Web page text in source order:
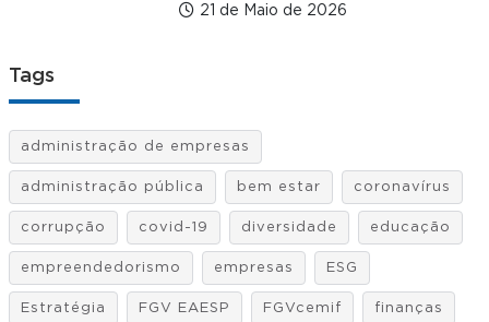
21 de Maio de 2026
Tags
administração de empresas
administração pública bem estar coronavírus
corrupção covid-19 diversidade educação
empreendedorismo empresas ESG
Estratégia FGV EAESP FGVcemif finanças